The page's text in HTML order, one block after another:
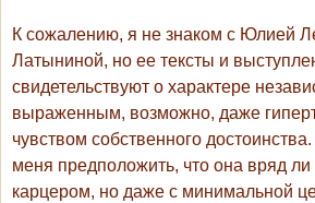
К сожалению, я не знаком с Юлией
Латыниной, но ее тексты и
свидетельствуют о характере
выраженным, возможно, даже
чувством собственного
меня предположить, что она вряд ли
карцером, но даже с минимальной